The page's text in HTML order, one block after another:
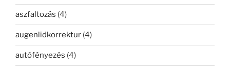
aszfaltozás (4)
augenlidkorrektur (4)
autófényezés (4)